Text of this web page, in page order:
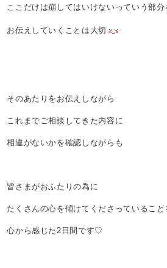
ここだけは崩してはいけないっていう部分
お伝えしていくことは大切
そのあたりをお伝えしながら
これまでご相談してきた内容に
相違がないかを確認しながらも
皆さまがおふたりの為に
たくさんの心を傾けてくださっていること
心から感じた2日間です♡